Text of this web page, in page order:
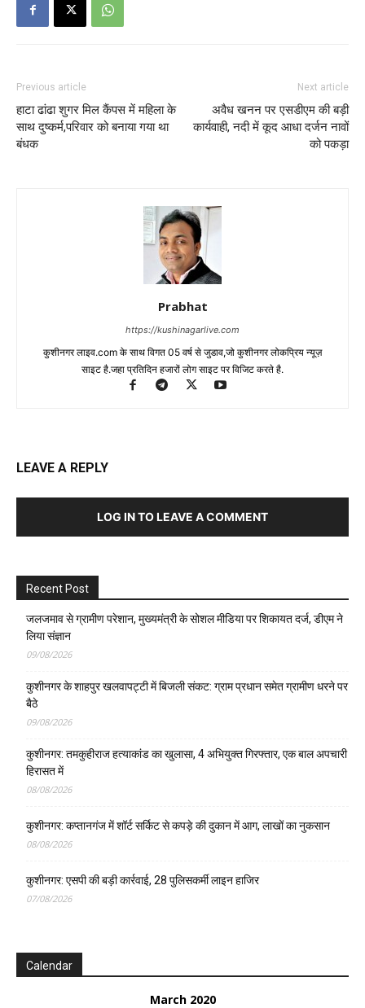
Previous article
हाटा ढांढा शुगर मिल कैंपस में महिला के
साथ दुष्कर्म,परिवार को बनाया गया था
बंधक
Next article
अवैध खनन पर एसडीएम की बड़ी
कार्यवाही, नदी में कूद आधा दर्जन नावों
को पकड़ा
Prabhat
https://kushinagarlive.com
कुशीनगर लाइव.com के साथ विगत 05 वर्ष से जुडाव,जो कुशीनगर लोकप्रिय न्यूज़
साइट है.जहा प्रतिदिन हजारों लोग साइट पर विजिट करते है.
LEAVE A REPLY
LOG IN TO LEAVE A COMMENT
Recent Post
जलजमाव से ग्रामीण परेशान, मुख्यमंत्री के सोशल मीडिया पर शिकायत दर्ज, डीएम ने
लिया संज्ञान
09/08/2026
कुशीनगर के शाहपुर खलवापट्टी में बिजली संकट: ग्राम प्रधान समेत ग्रामीण धरने पर
बैठे
09/08/2026
कुशीनगर: तमकुहीराज हत्याकांड का खुलासा, 4 अभियुक्त गिरफ्तार, एक बाल अपचारी
हिरासत में
08/08/2026
कुशीनगर: कप्तानगंज में शॉर्ट सर्किट से कपड़े की दुकान में आग, लाखों का नुकसान
08/08/2026
कुशीनगर: एसपी की बड़ी कार्रवाई, 28 पुलिसकर्मी लाइन हाजिर
07/08/2026
Calendar
March 2020